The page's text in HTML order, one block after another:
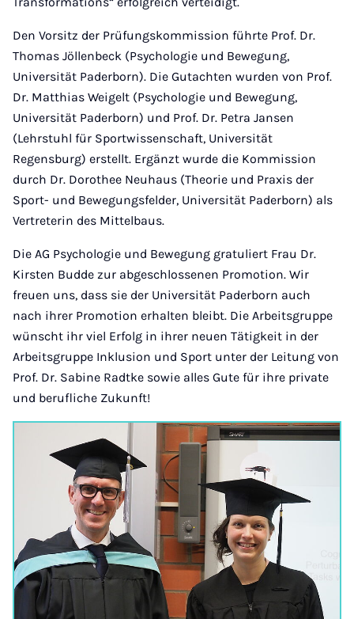
Den Vorsitz der Prüfungskommission führte Prof. Dr.
Thomas Jöllenbeck (Psychologie und Bewegung,
Universität Paderborn). Die Gutachten wurden von Prof.
Dr. Matthias Weigelt (Psychologie und Bewegung,
Universität Paderborn) und Prof. Dr. Petra Jansen
(Lehrstuhl für Sportwissenschaft, Universität
Regensburg) erstellt. Ergänzt wurde die Kommission
durch Dr. Dorothee Neuhaus (Theorie und Praxis der
Sport- und Bewegungsfelder, Universität Paderborn) als
Vertreterin des Mittelbaus.
Die AG Psychologie und Bewegung gratuliert Frau Dr.
Kirsten Budde zur abgeschlossenen Promotion. Wir
freuen uns, dass sie der Universität Paderborn auch
nach ihrer Promotion erhalten bleibt. Die Arbeitsgruppe
wünscht ihr viel Erfolg in ihrer neuen Tätigkeit in der
Arbeitsgruppe Inklusion und Sport unter der Leitung von
Prof. Dr. Sabine Radtke sowie alles Gute für ihre private
und berufliche Zukunft!